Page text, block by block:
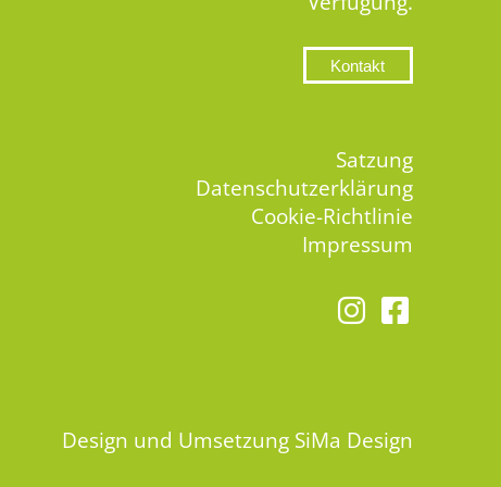
Kontakt
Satzung
Datenschutzerklärung
Cookie-Richtlinie
Impressum
Design und Umsetzung SiMa Design